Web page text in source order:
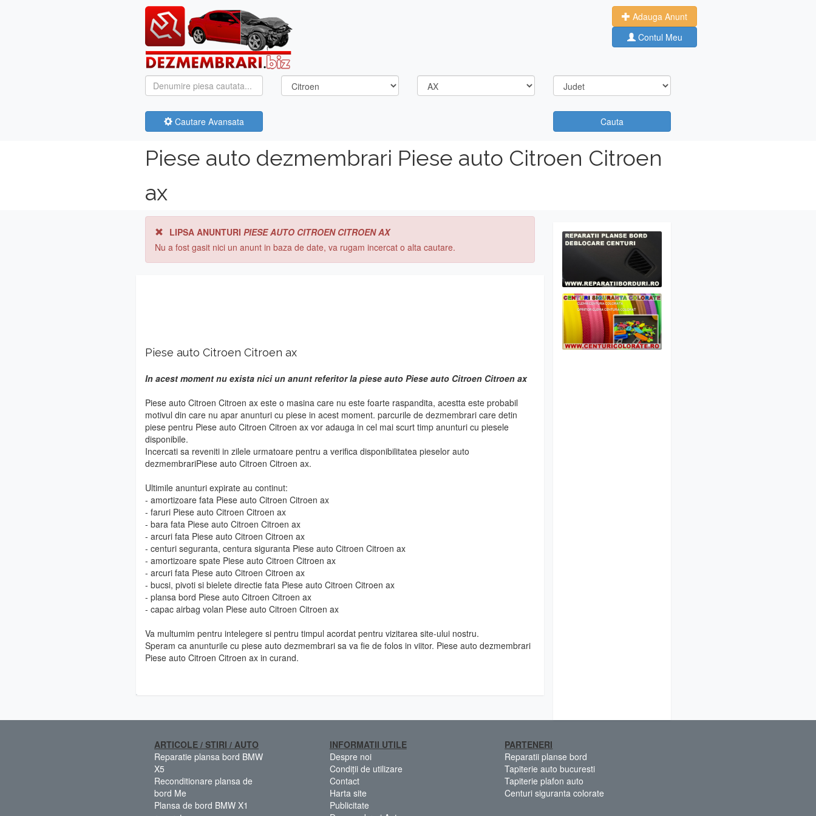
Adauga Anunt
Contul Meu
Cautare Avansata Cauta
Piese auto dezmembrari Piese auto Citroen Citroen
ax
LIPSA ANUNTURI PIESE AUTO CITROEN CITROEN AX
Nu a fost gasit nici un anunt in baza de date, va rugam incercat o alta cautare.
Piese auto Citroen Citroen ax
In acest moment nu exista nici un anunt referitor la piese auto Piese auto Citroen Citroen ax
Piese auto Citroen Citroen ax este o masina care nu este foarte raspandita, acestta este probabil
motivul din care nu apar anunturi cu piese in acest moment. parcurile de dezmembrari care detin
piese pentru Piese auto Citroen Citroen ax vor adauga in cel mai scurt timp anunturi cu piesele
disponibile.
Incercati sa reveniti in zilele urmatoare pentru a verifica disponibilitatea pieselor auto
dezmembrariPiese auto Citroen Citroen ax.
Ultimile anunturi expirate au continut:
- amortizoare fata Piese auto Citroen Citroen ax
- faruri Piese auto Citroen Citroen ax
- bara fata Piese auto Citroen Citroen ax
- arcuri fata Piese auto Citroen Citroen ax
- centuri seguranta, centura siguranta Piese auto Citroen Citroen ax
- amortizoare spate Piese auto Citroen Citroen ax
- arcuri fata Piese auto Citroen Citroen ax
- bucsi, pivoti si bielete directie fata Piese auto Citroen Citroen ax
- plansa bord Piese auto Citroen Citroen ax
- capac airbag volan Piese auto Citroen Citroen ax
Va multumim pentru intelegere si pentru timpul acordat pentru vizitarea site-ului nostru.
Speram ca anunturile cu piese auto dezmembrari sa va fie de folos in viitor. Piese auto dezmembrari
Piese auto Citroen Citroen ax in curand.
ARTICOLE / STIRI / AUTO
Reparatie plansa bord BMW
X5
Reconditionare plansa de
bord Me
Plansa de bord BMW X1
INFORMATII UTILE
Despre noi
Condiții de utilizare
Contact
Harta site
Publicitate
PARTENERI
Reparatii planse bord
Tapiterie auto bucuresti
Tapiterie plafon auto
Centuri siguranta colorate